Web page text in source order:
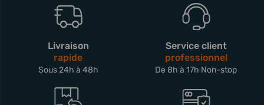
Livraison
rapide
Sous 24h à 48h
Service client
professionnel
De 8h à 17h Non-stop